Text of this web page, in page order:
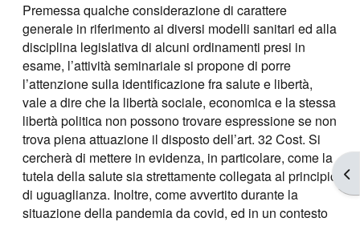
Premessa qualche considerazione di carattere
generale in riferimento ai diversi modelli sanitari ed alla
disciplina legislativa di alcuni ordinamenti presi in
esame, l’attività seminariale si propone di porre
l’attenzione sulla identificazione fra salute e libertà,
vale a dire che la libertà sociale, economica e la stessa
libertà politica non possono trovare espressione se non
trova piena attuazione il disposto dell’art. 32 Cost. Si
cercherà di mettere in evidenza, in particolare, come la
tutela della salute sia strettamente collegata al principio
di uguaglianza. Inoltre, come avvertito durante la
situazione della pandemia da covid, ed in un contesto